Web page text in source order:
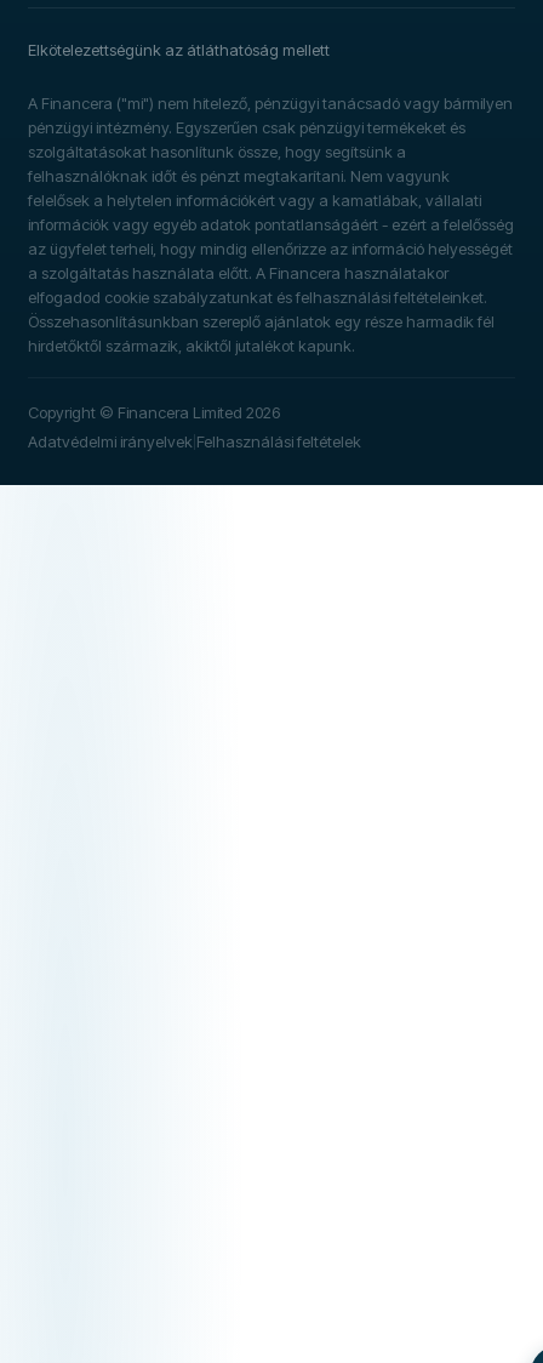
Elkötelezettségünk az átláthatóság mellett
A Financera ("mi") nem hitelező, pénzügyi tanácsadó vagy bármilyen
pénzügyi intézmény. Egyszerűen csak pénzügyi termékeket és
szolgáltatásokat hasonlítunk össze, hogy segítsünk a
felhasználóknak időt és pénzt megtakarítani. Nem vagyunk
felelősek a helytelen információkért vagy a kamatlábak, vállalati
információk vagy egyéb adatok pontatlanságáért - ezért a felelősség
az ügyfelet terheli, hogy mindig ellenőrizze az információ helyességét
a szolgáltatás használata előtt. A Financera használatakor
elfogadod cookie szabályzatunkat és felhasználási feltételeinket.
Összehasonlításunkban szereplő ajánlatok egy része harmadik fél
hirdetőktől származik, akiktől jutalékot kapunk.
Copyright © Financera Limited 2026
Adatvédelmi irányelvek Felhasználási feltételek